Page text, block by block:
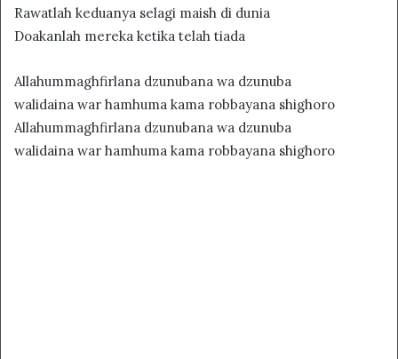
Rawatlah keduanya selagi maish di dunia
Doakanlah mereka ketika telah tiada
Allahummaghfirlana dzunubana wa dzunuba
walidaina war hamhuma kama robbayana shighoro
Allahummaghfirlana dzunubana wa dzunuba
walidaina war hamhuma kama robbayana shighoro